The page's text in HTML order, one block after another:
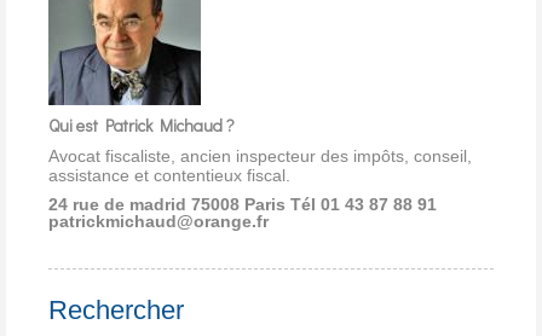
Qui est Patrick Michaud ?
Avocat fiscaliste, ancien inspecteur des impôts, conseil,
assistance et contentieux fiscal.
24 rue de madrid 75008 Paris Tél 01 43 87 88 91
patrickmichaud@orange.fr
Rechercher